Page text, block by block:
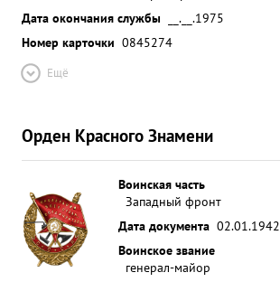
Дата окончания службы
__.__.1975
Номер карточки 0845274
Ещё
Орден Красного Знамени
Воинская часть
Западный фронт
Дата документа 02.01.1942
Воинское звание
генерал-майор